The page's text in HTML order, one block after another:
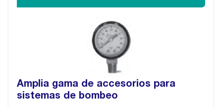
Amplia gama de accesorios para
sistemas de bombeo